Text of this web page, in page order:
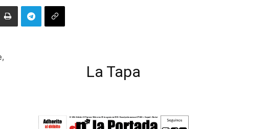
La Tapa